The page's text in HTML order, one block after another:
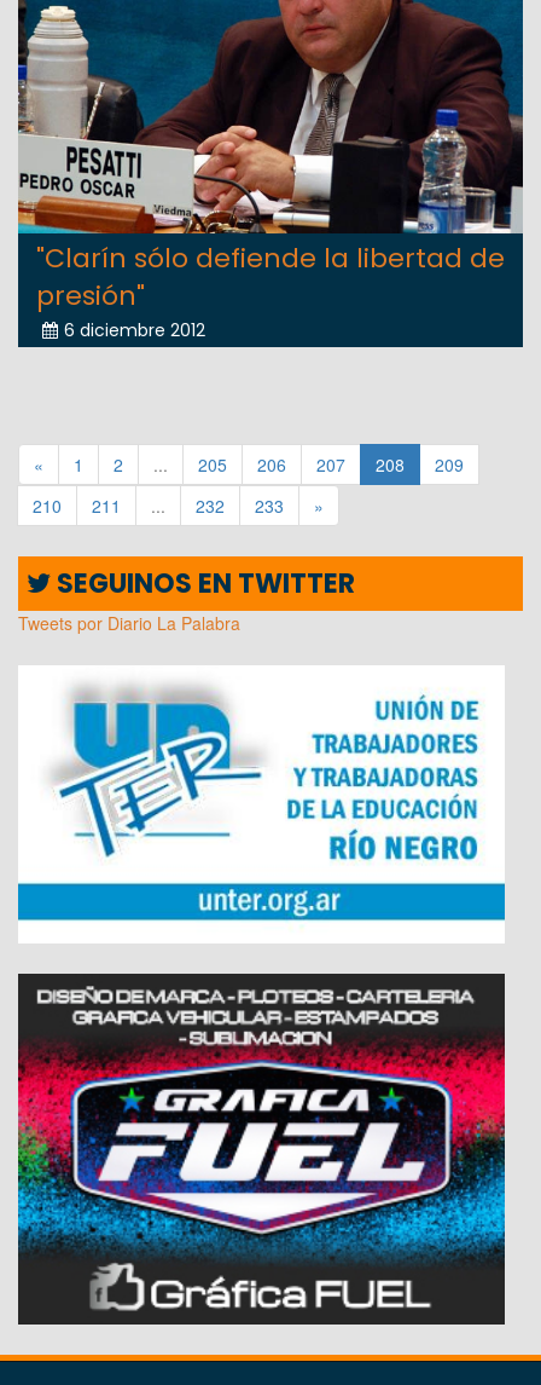
"Clarín sólo defiende la libertad de
presión"
6 diciembre 2012
« 1 2 ... 205 206 207 208
209
210
211 ... 232 233 »
SEGUINOS EN TWITTER
Tweets por Diario La Palabra